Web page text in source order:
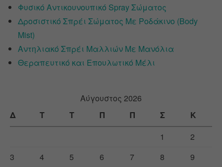
Φυσικό Αντικουνουπικό Spray Σώματος
Δροσιστικό Σπρέι Σώματος Με Ροδάκινο (Body
Mist)
Αντηλιακό Σπρέι Μαλλιών Με Μανόλια
Θεραπευτικό και Επουλωτικό Μέλι
Αύγουστος 2026
Δ
Τ Τ Π Π Σ
Κ
1
2
3
4 5 6 7 8
9